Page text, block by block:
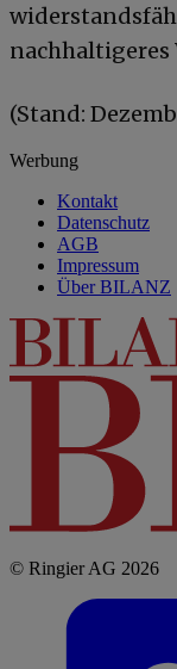
nachhaltigeres
(Stand:
Werbung
Kontakt
Datenschutz
AGB
Impressum
Über BILANZ
© Ringier AG 2026